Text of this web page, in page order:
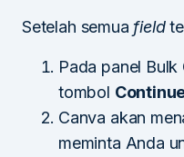
Setelah semua field
Pada panel
tombol
Canva akan
meminta Anda